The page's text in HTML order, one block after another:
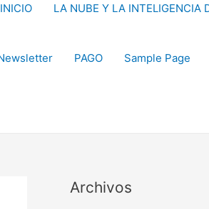
INICIO LA NUBE Y LA INTELIGENCIA
PAGO Sample Page
Archivos